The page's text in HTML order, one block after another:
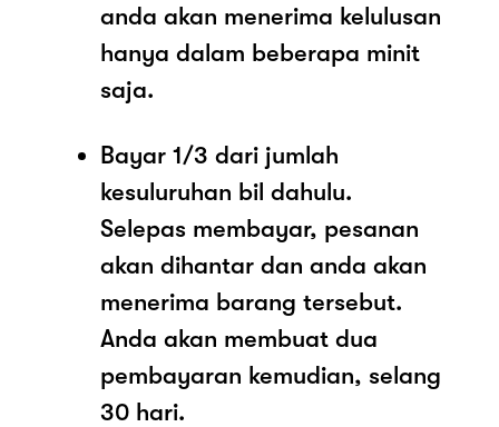
anda akan menerima kelulusan
hanya dalam beberapa minit
saja.
Bayar 1/3 dari jumlah
kesuluruhan bil dahulu.
Selepas membayar, pesanan
akan dihantar dan anda akan
menerima barang tersebut.
Anda akan membuat dua
pembayaran kemudian, selang
30 hari.